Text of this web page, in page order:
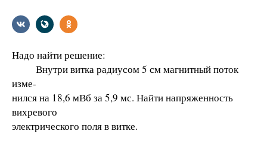
Надо найти решение:
Внутри витка радиусом 5 см магнитный поток
изме-
нился на 18,6 мВб за 5,9 мс. Найти напряженность
вихревого
электрического поля в витке.